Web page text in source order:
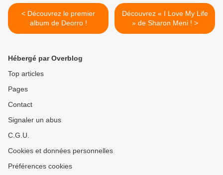
< Découvrez le premier
album de Deorro !
Découvrez « I Love My Life
» de Sharon Meni ! >
Hébergé par Overblog
Top articles
Pages
Contact
Signaler un abus
C.G.U.
Cookies et données personnelles
Préférences cookies